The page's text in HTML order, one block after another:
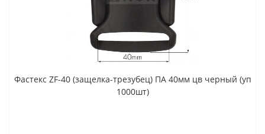
Фастекс ZF-40 (защелка-трезубец) ПА 40мм цв черный (уп
1000шт)